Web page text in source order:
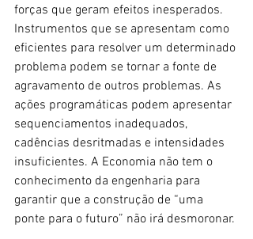
forças que geram efeitos inesperados.
Instrumentos que se apresentam como
eficientes para resolver um determinado
problema podem se tornar a fonte de
agravamento de outros problemas. As
ações programáticas podem apresentar
sequenciamentos inadequados,
cadências desritmadas e intensidades
insuficientes. A Economia não tem o
conhecimento da engenharia para
garantir que a construção de “uma
ponte para o futuro” não irá desmoronar.